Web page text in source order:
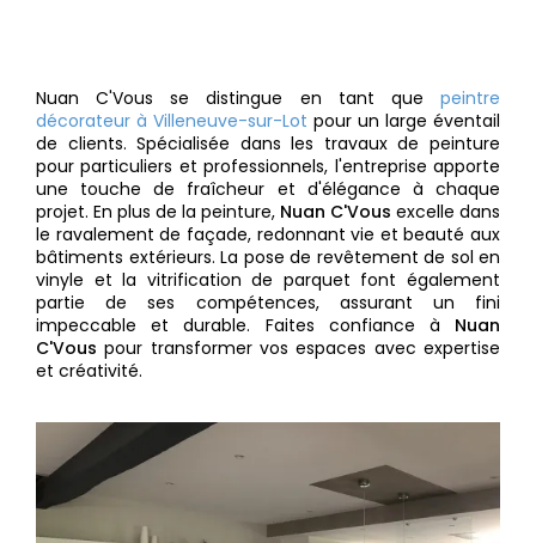
Nuan C'Vous se distingue en tant que peintre
décorateur à Villeneuve-sur-Lot pour un large éventail
de clients. Spécialisée dans les travaux de peinture
pour particuliers et professionnels, l'entreprise apporte
une touche de fraîcheur et d'élégance à chaque
projet. En plus de la peinture, Nuan C'Vous excelle dans
le ravalement de façade, redonnant vie et beauté aux
bâtiments extérieurs. La pose de revêtement de sol en
vinyle et la vitrification de parquet font également
partie de ses compétences, assurant un fini
impeccable et durable. Faites confiance à Nuan
C'Vous pour transformer vos espaces avec expertise
et créativité.